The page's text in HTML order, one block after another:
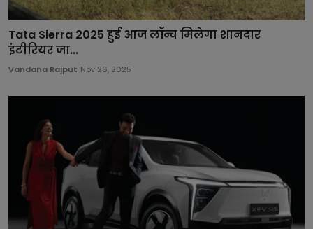
Tata Sierra 2025 हुई आज लॉन्च मिलेगा शानदार
इंटीरियर जा...
Vandana Rajput Nov 26, 2025